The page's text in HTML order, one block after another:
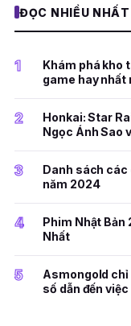
ĐỌC NHIỀU NHẤT
1
Khám phá kho
game hay nhất
2
Honkai: Star
Ngọc Ánh Sao
3
Danh sách các
năm 2024
4
Phim Nhật Bản
Nhất
5
Asmongold chỉ
số dẫn đến